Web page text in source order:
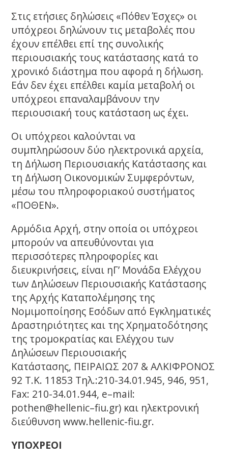
Στις ετήσιες δηλώσεις «Πόθεν Έσχες» οι
υπόχρεοι δηλώνουν τις μεταβολές που
έχουν επέλθει επί της συνολικής
περιουσιακής τους κατάστασης κατά το
χρονικό διάστημα που αφορά η δήλωση.
Εάν δεν έχει επέλθει καμία μεταβολή οι
υπόχρεοι επαναλαμβάνουν την
περιουσιακή τους κατάσταση ως έχει.
Οι υπόχρεοι καλούνται να
συμπληρώσουν δύο ηλεκτρονικά αρχεία,
τη Δήλωση Περιουσιακής Κατάστασης και
τη Δήλωση Οικονομικών Συμφερόντων,
μέσω του πληροφοριακού συστήματος
«ΠΟΘΕΝ».
Αρμόδια Αρχή, στην οποία οι υπόχρεοι
μπορούν να απευθύνονται για
περισσότερες πληροφορίες και
διευκρινήσεις, είναι ηΓ’ Μονάδα Ελέγχου
των Δηλώσεων Περιουσιακής Κατάστασης
της Αρχής Καταπολέμησης της
Νομιμοποίησης Εσόδων από Εγκληματικές
Δραστηριότητες και της Χρηματοδότησης
της τρομοκρατίας και Ελέγχου των
Δηλώσεων Περιουσιακής
Κατάστασης, ΠΕΙΡΑΙΩΣ 207 & ΑΛΚΙΦΡΟΝΟΣ
92 Τ.Κ. 11853 Τηλ.:210-34.01.945, 946, 951,
Fax: 210-34.01.944, e–mail:
pothen@hellenic–fiu.gr) και ηλεκτρονική
διεύθυνση www.hellenic-fiu.gr.
ΥΠΟΧΡΕΟΙ